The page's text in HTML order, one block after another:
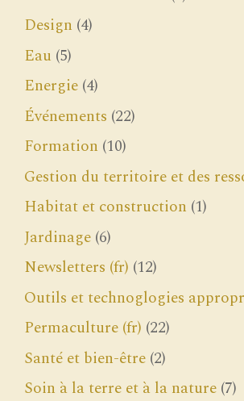
Design (4)
Eau (5)
Energie (4)
Événements (22)
Formation (10)
Gestion du territoire et des
Habitat et construction (1)
Jardinage (6)
Newsletters (fr) (12)
Outils et technoglogies
Permaculture (fr) (22)
Santé et bien-être (2)
Soin à la terre et à la nature (7)